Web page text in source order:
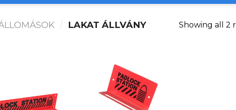
/ LAKAT ÁLLVÁNY Showing all 2